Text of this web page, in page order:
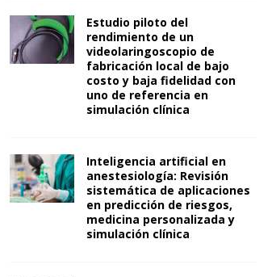
Estudio piloto del
rendimiento de un
videolaringoscopio de
fabricación local de bajo
costo y baja fidelidad con
uno de referencia en
simulación clínica
Inteligencia artificial en
anestesiología: Revisión
sistemática de aplicaciones
en predicción de riesgos,
medicina personalizada y
simulación clínica